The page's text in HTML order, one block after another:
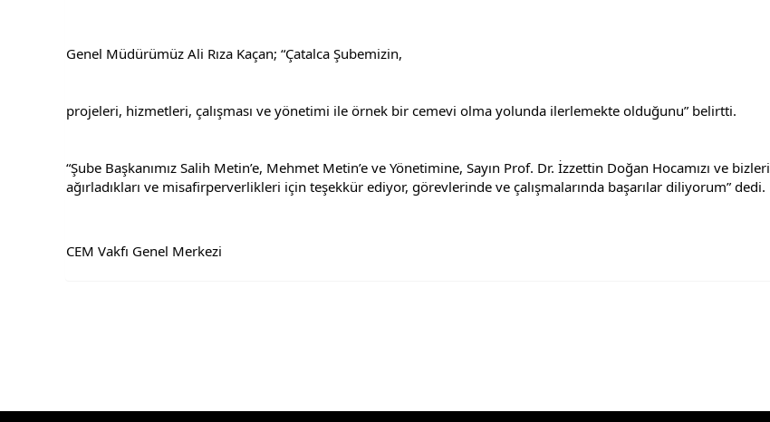
Genel Müdürümüz Ali Rıza Kaçan; “Çatalca Şubemizin,
projeleri, hizmetleri, çalışması ve yönetimi ile örnek bir cemevi olma yolunda ilerlemekte olduğunu” belirtti.
“Şube Başkanımız Salih Metin’e, Mehmet Metin’e ve Yönetimine, Sayın Prof. Dr. İzzettin Doğan Hocamızı ve bizleri
ağırladıkları ve misafirperverlikleri için teşekkür ediyor, görevlerinde ve çalışmalarında başarılar diliyorum” dedi.
CEM Vakfı Genel Merkezi